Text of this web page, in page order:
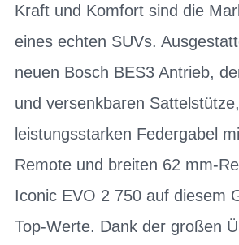
Kraft und Komfort sind die
eines echten SUVs.
neuen Bosch BES3 Antrieb,
und versenkbaren
leistungsstarken Federgabel
Remote und breiten 62 mm-
Iconic EVO 2 750 auf diesem
Top-Werte. Dank der großen